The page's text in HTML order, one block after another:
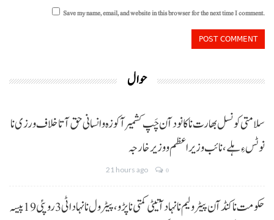
Save my name, email, and website in this browser for the next time I comment.
حوال
سلامتی کونسل بھارت نا کانود آن چَپ کشمیر آ کوزہ و انسانی حق آتا خلاف ورزی نا
نوٹس ءِ ہلے،نائب وزیراعظم و وزیر خارجہ
21 hours ago 0
حکومت نا کنڈ آن پیٹرولیم نا نہاد آتیٹی کمتی نا پڑو،پیٹرول نا نہاد اٹی 3 روپئی 19 پیسہ